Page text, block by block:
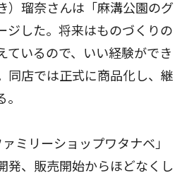
）瑠奈さんは「麻溝公園のグ
ジした。将来はものづくりの
ているので、いい経験ができ
同店では正式に商品化し、継
ミリーショップワタナベ」
発、販売開始からほどなくし